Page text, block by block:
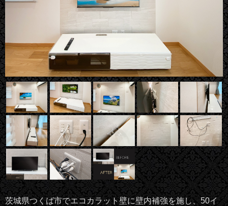
茨城県つくば市でエコカラット壁に壁内補強を施し、50イ